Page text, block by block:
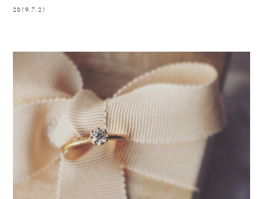
2019.7.21